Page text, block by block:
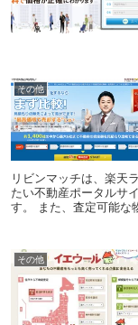
その他
リビンマッチは、楽天
たい不動産ポータルサ
す。 また、査定可能な
その他